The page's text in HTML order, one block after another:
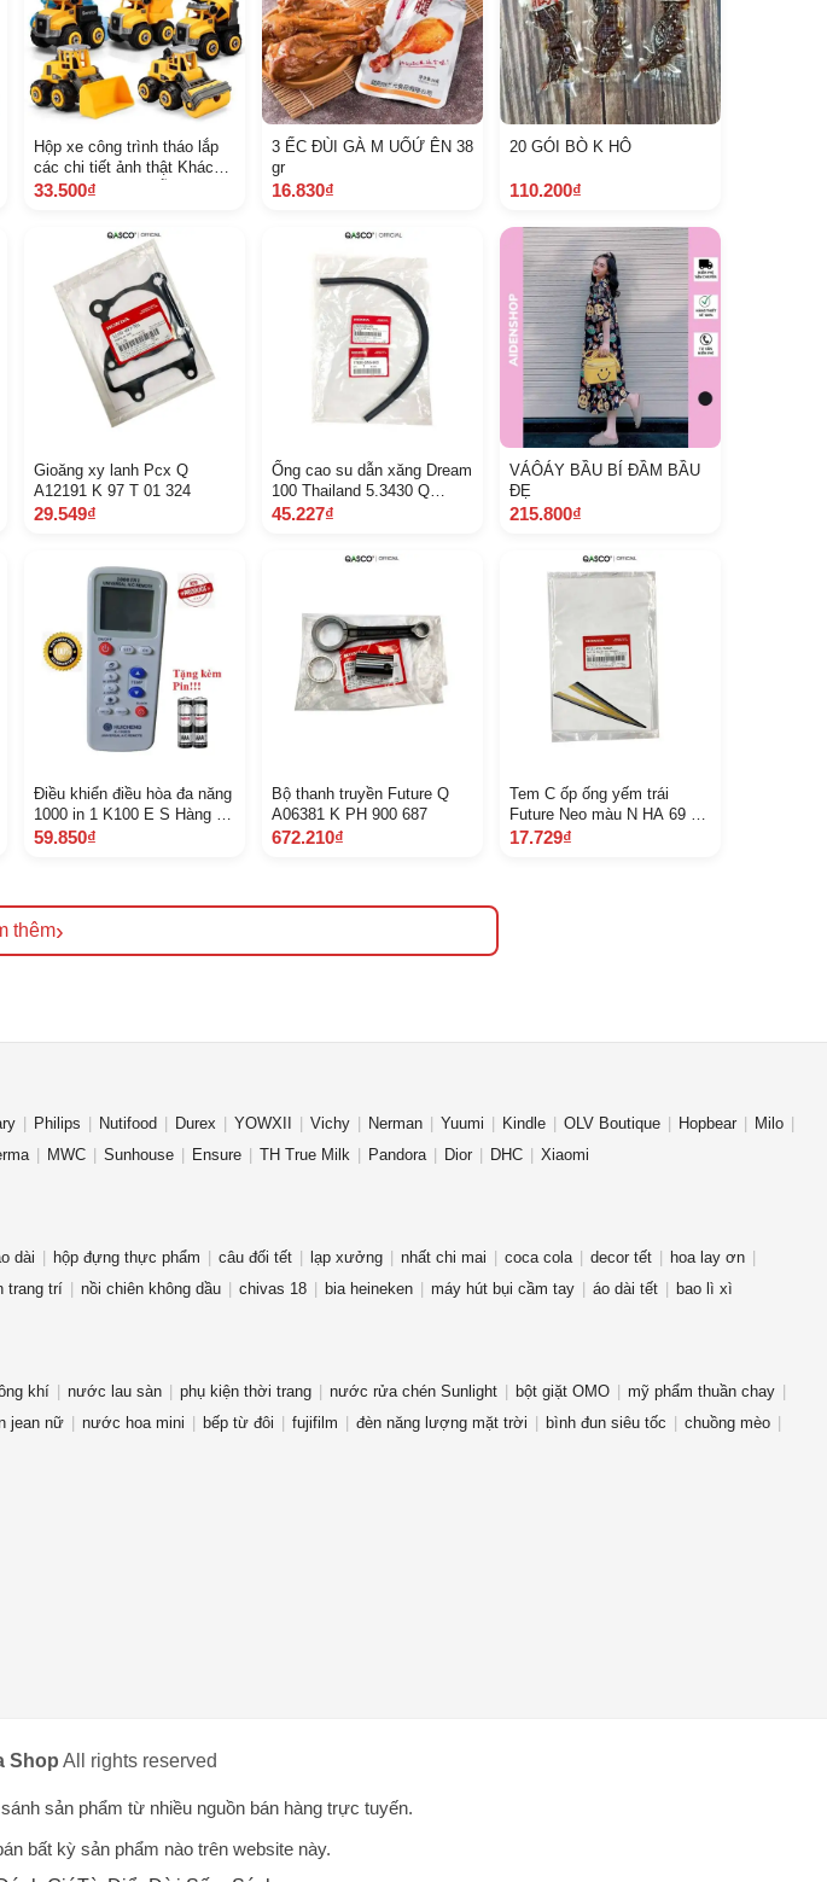
Hộp xe công trình tháo lắp
các chi tiết ảnh thật Khách
hàng chat chọn mẫu
33.500₫
3 ẾC ĐÙI GÀ M UỐỨ ÊN 38
gr
16.830₫
20 GÓI BÒ K HÔ
110.200₫
Gioăng xy lanh Pcx Q
A12191 K 97 T 01 324
29.549₫
Ống cao su dẫn xăng Dream
100 Thailand 5.3430 Q
A17630 G N 5900 9 A 2 E
45.227₫
VÁÔÁY BẦU BÍ ĐẦM BẦU
ĐẸ
215.800₫
Điều khiển điều hòa đa năng
1000 in 1 K100 E S Hàng tốt
Tặng kèm Pin
59.850₫
Bộ thanh truyền Future Q
A06381 K PH 900 687
672.210₫
Tem C ốp ống yếm trái
Future Neo màu N HA 69 P
Q A87111 K YL 920 Z A 86
17.729₫
thêm›
Philips Nutifood Durex YOWXII Vichy Nerman Yuumi Kindle OLV Boutique Hopbear
Milo
MWC Sunhouse Ensure TH True Milk Pandora Dior DHC Xiaomi
dài hộp đựng thực phẩm câu đối tết lạp xưởng nhất chi mai coca cola decor tết
hoa lay ơn
trang trí nồi chiên không dầu chivas 18 bia heineken máy hút bụi cầm tay áo dài tết bao lì xì
khí nước lau sàn phụ kiện thời trang nước rửa chén Sunlight bột giặt OMO
mỹ phẩm thuần chay
jean nữ nước hoa mini bếp từ đôi fujifilm đèn năng lượng mặt trời bình đun siêu tốc
chuồng mèo
Shop All rights reserved
sản phẩm từ nhiều nguồn bán hàng trực tuyến.
bất kỳ sản phẩm nào trên website này.